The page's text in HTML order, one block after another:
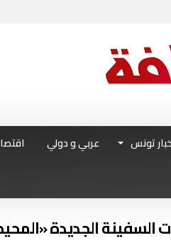
تونس عربي و دولي
الجديدة